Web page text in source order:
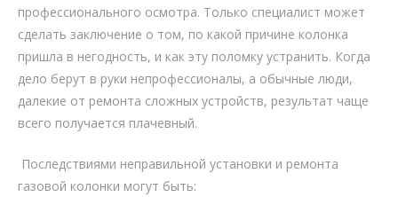
профессионального осмотра. Только специалист может
сделать заключение о том, по какой причине колонка
пришла в негодность, и как эту поломку устранить. Когда
дело берут в руки непрофессионалы, а обычные люди,
далекие от ремонта сложных устройств, результат чаще
всего получается плачевный.
Последствиями неправильной установки и ремонта
газовой колонки могут быть: